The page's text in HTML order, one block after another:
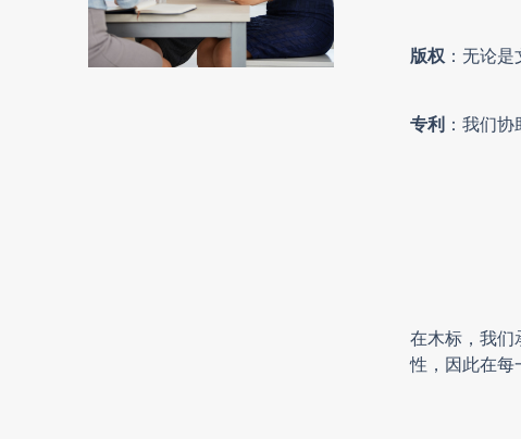
版权：无论是
专利：我们协
在木标，我们
性，因此在每